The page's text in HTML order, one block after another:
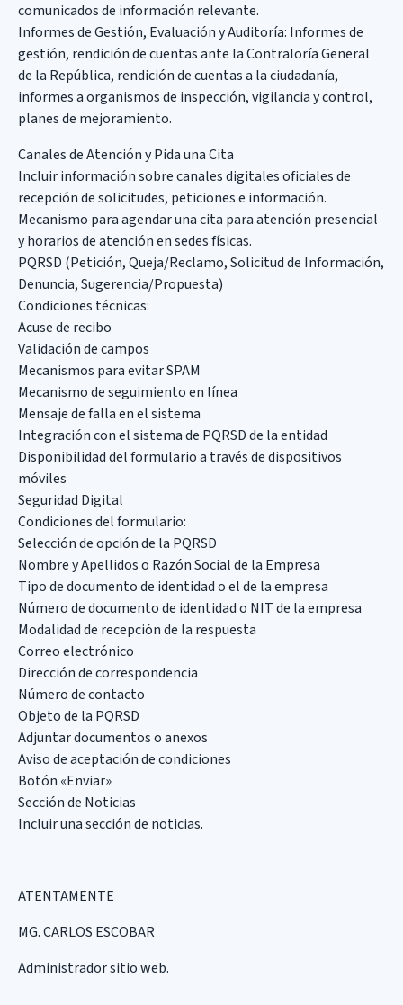
comunicados de información relevante.
Informes de Gestión, Evaluación y Auditoría: Informes de
gestión, rendición de cuentas ante la Contraloría General
de la República, rendición de cuentas a la ciudadanía,
informes a organismos de inspección, vigilancia y control,
planes de mejoramiento.
Canales de Atención y Pida una Cita
Incluir información sobre canales digitales oficiales de
recepción de solicitudes, peticiones e información.
Mecanismo para agendar una cita para atención presencial
y horarios de atención en sedes físicas.
PQRSD (Petición, Queja/Reclamo, Solicitud de Información,
Denuncia, Sugerencia/Propuesta)
Condiciones técnicas:
Acuse de recibo
Validación de campos
Mecanismos para evitar SPAM
Mecanismo de seguimiento en línea
Mensaje de falla en el sistema
Integración con el sistema de PQRSD de la entidad
Disponibilidad del formulario a través de dispositivos
móviles
Seguridad Digital
Condiciones del formulario:
Selección de opción de la PQRSD
Nombre y Apellidos o Razón Social de la Empresa
Tipo de documento de identidad o el de la empresa
Número de documento de identidad o NIT de la empresa
Modalidad de recepción de la respuesta
Correo electrónico
Dirección de correspondencia
Número de contacto
Objeto de la PQRSD
Adjuntar documentos o anexos
Aviso de aceptación de condiciones
Botón «Enviar»
Sección de Noticias
Incluir una sección de noticias.
ATENTAMENTE
MG. CARLOS ESCOBAR
Administrador sitio web.